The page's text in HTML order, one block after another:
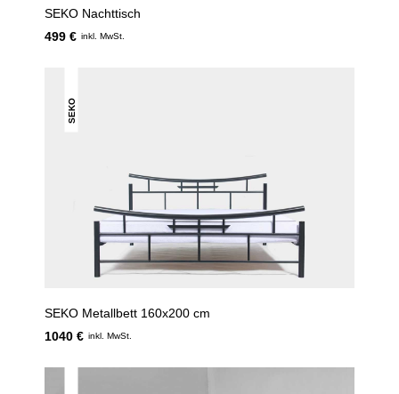
SEKO Nachttisch
499 € inkl. MwSt.
SEKO
SEKO Metallbett 160x200 cm
1040 € inkl. MwSt.